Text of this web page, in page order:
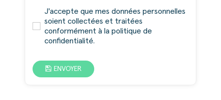
J'accepte que mes données personnelles
soient collectées et traitées
conformément à la politique de
confidentialité.
ENVOYER